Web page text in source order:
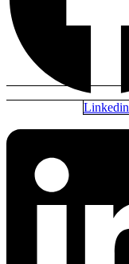
Linkedin